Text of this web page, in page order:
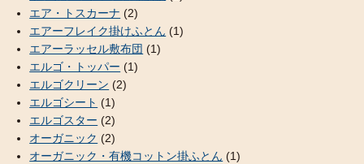
エア・トスカーナ (2)
エアーフレイク掛けふとん (1)
エアーラッセル敷布団 (1)
エルゴ・トッパー (1)
エルゴクリーン (2)
エルゴシート (1)
エルゴスター (2)
オーガニック (2)
オーガニック・有機コットン掛ふとん (1)